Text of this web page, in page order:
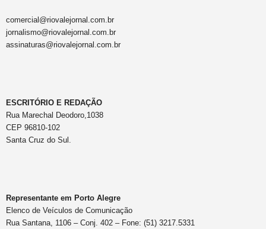
comercial@riovalejornal.com.br
jornalismo@riovalejornal.com.br
assinaturas@riovalejornal.com.br
ESCRITÓRIO E REDAÇÃO
Rua Marechal Deodoro,1038
CEP 96810-102
Santa Cruz do Sul.
Representante em Porto Alegre
Elenco de Veículos de Comunicação
Rua Santana, 1106 – Conj. 402 – Fone: (51) 3217.5331